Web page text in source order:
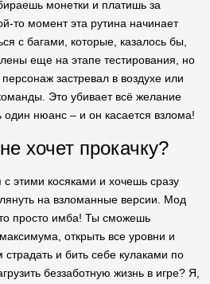
монетки и платишь за
то момент эта рутина начинает
с багами, которые, казалось бы,
еще на этапе тестирования, но
застревал в воздухе или
Это убивает всё желание
один нюанс – и он касается взлома!
хочет прокачку?
с этими косяками и хочешь сразу
на взломанные версии. Мод
просто имба! Ты сможешь
открыть все уровни и
и бить себе кулаками по
беззаботную жизнь в игре? Я,